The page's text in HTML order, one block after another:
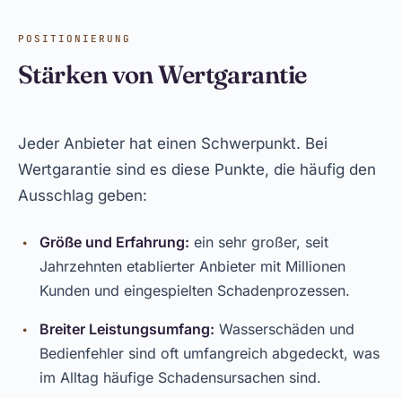
POSITIONIERUNG
Stärken von Wertgarantie
Jeder Anbieter hat einen Schwerpunkt. Bei
Wertgarantie sind es diese Punkte, die häufig den
Ausschlag geben:
Größe und Erfahrung: ein sehr großer, seit
Jahrzehnten etablierter Anbieter mit Millionen
Kunden und eingespielten Schadenprozessen.
Breiter Leistungsumfang: Wasserschäden und
Bedienfehler sind oft umfangreich abgedeckt, was
im Alltag häufige Schadensursachen sind.